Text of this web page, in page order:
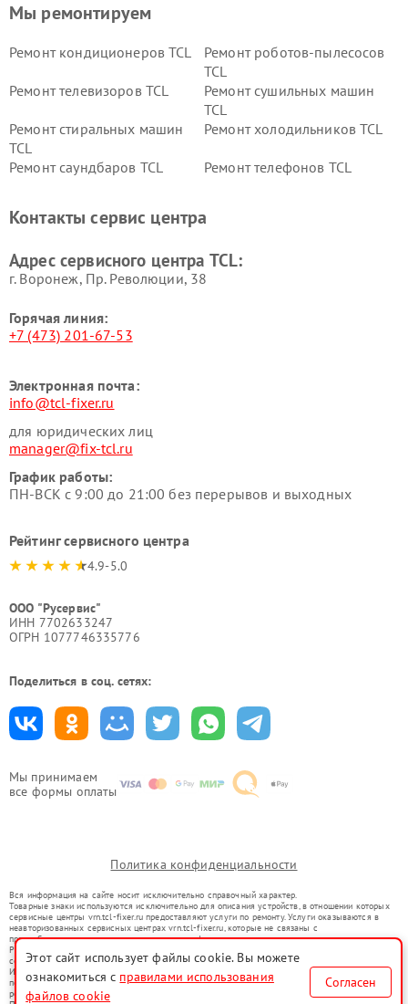
Мы принимаем
все формы оплаты
Мы ремонтируем
Ремонт кондиционеров TCL
Ремонт роботов-пылесосов
TCL
Ремонт телевизоров TCL
Ремонт сушильных машин
TCL
Ремонт стиральных машин
TCL
Ремонт холодильников TCL
Ремонт саундбаров TCL Ремонт телефонов TCL
Контакты сервис центра
Адрес сервисного центра TCL:
г. Воронеж, Пр. Революции, 38
Горячая линия:
+7 (473) 201-67-53
Электронная почта:
info@tcl-fixer.ru
для юридических лиц
manager@fix-tcl.ru
График работы:
ПН-ВСК с 9:00 до 21:00 без перерывов и выходных
Рейтинг сервисного центра
4.9-5.0
ООО "Русервис"
ИНН 7702633247
ОГРН 1077746335776
Поделиться в соц. сетях:
Политика конфиденциальности
Вся информация на сайте носит исключительно справочный характер.
Товарные знаки используются исключительно для описания устройств, в отношении которых
сервисные центры vrn.tcl-fixer.ru предоставляют услуги по ремонту. Услуги оказываются в
неавторизованных сервисных центрах vrn.tcl-fixer.ru, которые не связаны с
правообладателями товарных знаков или их официальными представителями.
Ремонт осуществляется для устройств, уже введенных в гражданский оборот в соответствии
со статьей 1487 ГК РФ.
Использование товарных знаков не преследует цели индивидуализации услуг или введения
потребителей в заблуждение, а служит для информирования о предоставляемых услугах по
ремонту техники указанных брендов.
Этот сайт использует файлы cookie. Вы можете
ознакомиться с правилами использования
файлов cookie
Согласен